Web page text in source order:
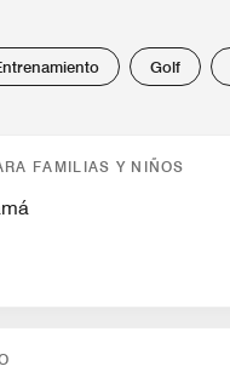
Golf
FAMILIAS Y NIÑOS